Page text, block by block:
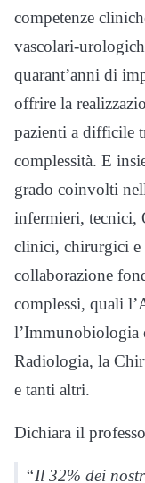
competenze
vascolari-
quarant’anni di
offrire la
pazienti a difficile
complessità. E
grado coinvolti
infermieri, tecnici,
clinici, chirurgici e
collaborazione
complessi, quali
l’Immunobiologia
Radiologia, la
e tanti altri.
Dichiara il
“Il 32% dei